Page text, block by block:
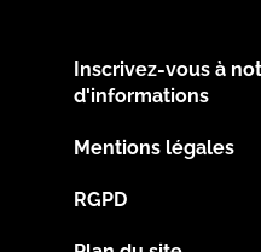
Footer
2
Inscrivez-vous à
d'informations
Mentions légales
RGPD